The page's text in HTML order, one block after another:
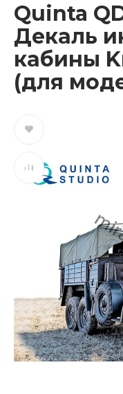
Quinta
Декаль
кабины
(для